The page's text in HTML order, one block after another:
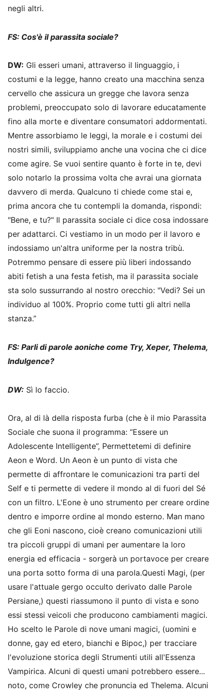
negli altri.
FS: Cos'è il parassita sociale?
DW: Gli esseri umani, attraverso il linguaggio, i
costumi e la legge, hanno creato una macchina senza
cervello che assicura un gregge che lavora senza
problemi, preoccupato solo di lavorare educatamente
fino alla morte e diventare consumatori addormentati.
Mentre assorbiamo le leggi, la morale e i costumi dei
nostri simili, sviluppiamo anche una vocina che ci dice
come agire. Se vuoi sentire quanto è forte in te, devi
solo notarlo la prossima volta che avrai una giornata
davvero di merda. Qualcuno ti chiede come stai e,
prima ancora che tu contempli la domanda, rispondi:
"Bene, e tu?" Il parassita sociale ci dice cosa indossare
per adattarci. Ci vestiamo in un modo per il lavoro e
indossiamo un'altra uniforme per la nostra tribù.
Potremmo pensare di essere più liberi indossando
abiti fetish a una festa fetish, ma il parassita sociale
sta solo sussurrando al nostro orecchio: "Vedi? Sei un
individuo al 100%. Proprio come tutti gli altri nella
stanza.”
FS: Parli di parole aoniche come Try, Xeper, Thelema,
Indulgence?
DW: Sì lo faccio.
Ora, al di là della risposta furba (che è il mio Parassita
Sociale che suona il programma: “Essere un
Adolescente Intelligente”, Permettetemi di definire
Aeon e Word. Un Aeon è un punto di vista che
permette di affrontare le comunicazioni tra parti del
Self e ti permette di vedere il mondo al di fuori del Sé
con un filtro. L'Eone è uno strumento per creare ordine
dentro e imporre ordine al mondo esterno. Man mano
che gli Eoni nascono, cioè creano comunicazioni utili
tra piccoli gruppi di umani per aumentare la loro
energia ed efficacia - sorgerà un portavoce per creare
una porta sotto forma di una parola.Questi Magi, (per
usare l'attuale gergo occulto derivato dalle Parole
Persiane,) questi riassumono il punto di vista e sono
essi stessi veicoli che producono cambiamenti magici.
Ho scelto le Parole di nove umani magici, (uomini e
donne, gay ed etero, bianchi e Bipoc,) per tracciare
l'evoluzione storica degli Strumenti utili all'Essenza
Vampirica. Alcuni di questi umani potrebbero essere...
noto, come Crowley che pronuncia ed Thelema. Alcuni